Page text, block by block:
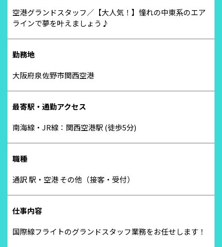
空港グランドスタッフ／【大人気！】憧れの中東系のエア
ラインで夢を叶えましょう♪
勤務地
大阪府泉佐野市関西空港
最寄駅・通勤アクセス
南海線・JR線：関西空港駅 (徒歩5分)
職種
通訳 駅・空港 その他（接客・受付）
仕事内容
国際線フライトのグランドスタッフ業務をお任せします！